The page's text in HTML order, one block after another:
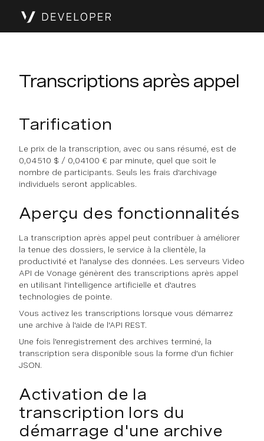
Transcriptions après appel
Tarification
Le prix de la transcription, avec ou sans résumé, est de
0,04510 $ / 0,04100 € par minute, quel que soit le
nombre de participants. Seuls les frais d'archivage
individuels seront applicables.
Aperçu des fonctionnalités
La transcription après appel peut contribuer à améliorer
la tenue des dossiers, le service à la clientèle, la
productivité et l'analyse des données. Les serveurs Video
API de Vonage génèrent des transcriptions après appel
en utilisant l'intelligence artificielle et d'autres
technologies de pointe.
Vous activez les transcriptions lorsque vous démarrez
une archive à l'aide de l'API REST.
Une fois l'enregistrement des archives terminé, la
transcription sera disponible sous la forme d'un fichier
JSON.
Activation de la
transcription lors du
démarrage d'une archive